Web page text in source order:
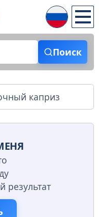
Поиск
каприз
результат